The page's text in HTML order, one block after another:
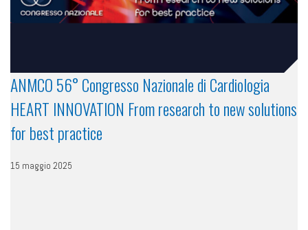
ANMCO 56° Congresso Nazionale di Cardiologia
HEART INNOVATION From research to new solutions
for best practice
15 maggio 2025